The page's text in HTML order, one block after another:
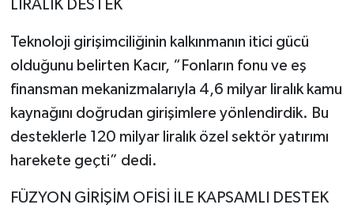
LİRALIK DESTEK
Teknoloji girişimciliğinin kalkınmanın itici gücü
olduğunu belirten Kacır, “Fonların fonu ve eş
finansman mekanizmalarıyla 4,6 milyar liralık kamu
kaynağını doğrudan girişimlere yönlendirdik. Bu
desteklerle 120 milyar liralık özel sektör yatırımı
harekete geçti” dedi.
FÜZYON GİRİŞİM OFİSİ İLE KAPSAMLI DESTEK